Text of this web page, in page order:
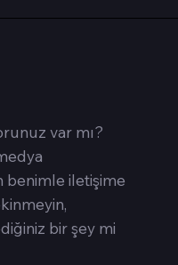
var mı?
benimle iletişime
bir şey mi